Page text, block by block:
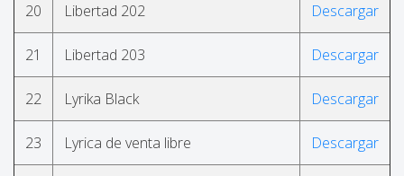
20 Libertad 202 Descargar
21 Libertad 203 Descargar
22 Lyrika Black Descargar
23 Lyrica de venta libre Descargar